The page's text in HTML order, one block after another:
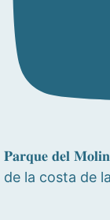
𝐏𝐚𝐫𝐪𝐮𝐞 𝐝𝐞𝐥
de la costa de